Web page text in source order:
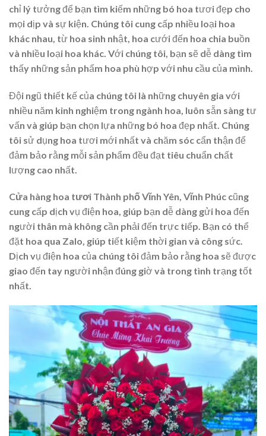
chỉ lý tưởng để bạn tìm kiếm những bó hoa tươi đẹp cho
mọi dịp và sự kiện. Chúng tôi cung cấp nhiều loại hoa
khác nhau, từ hoa sinh nhật, hoa cưới đến hoa chia buồn
và nhiều loại hoa khác. Với chúng tôi, bạn sẽ dễ dàng tìm
thấy những sản phẩm hoa phù hợp với nhu cầu của mình.
Đội ngũ thiết kế của chúng tôi là những chuyên gia với
nhiều năm kinh nghiệm trong ngành hoa, luôn sẵn sàng tư
vấn và giúp bạn chọn lựa những bó hoa đẹp nhất. Chúng
tôi sử dụng hoa tươi mới nhất và chăm sóc cẩn thận để
đảm bảo rằng mỗi sản phẩm đều đạt tiêu chuẩn chất
lượng cao nhất.
Cửa hàng hoa tươi Thành phố Vĩnh Yên, Vĩnh Phúc cũng
cung cấp dịch vụ điện hoa, giúp bạn dễ dàng gửi hoa đến
người thân mà không cần phải đến trực tiếp. Bạn có thể
đặt hoa qua Zalo, giúp tiết kiệm thời gian và công sức.
Dịch vụ điện hoa của chúng tôi đảm bảo rằng hoa sẽ được
giao đến tay người nhận đúng giờ và trong tình trạng tốt
nhất.